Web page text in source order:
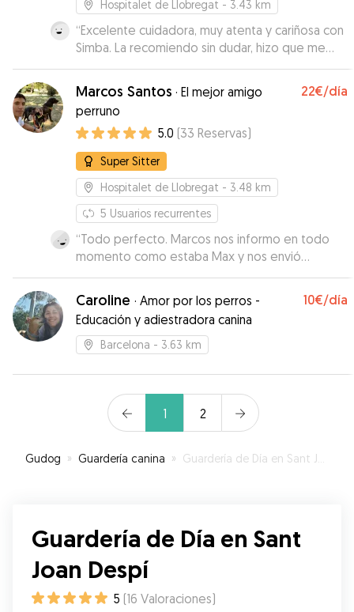
Hospitalet de Llobregat - 3.43 km
“Excelente cuidadora, muy atenta y cariñosa con
Simba. La recomiendo sin dudar, hizo que me
sintiera tranquilo mientras estaba fuera.”
Marcos Santos · El mejor amigo
perruno
22€/día
5.0 (33 Reservas)
Super Sitter
Hospitalet de Llobregat - 3.48 km
5 Usuarios recurrentes
“Todo perfecto. Marcos nos informo en todo
momento como estaba Max y nos envió
diariamente fotos y videos de nuestro peludo”
Caroline · Amor por los perros -
Educación y adiestradora canina
10€/día
Barcelona - 3.63 km
1 2
Gudog » Guardería canina » Guardería de Día en Sant Joan Despí
Guardería de Día en Sant
Joan Despí
5 (16 Valoraciones)